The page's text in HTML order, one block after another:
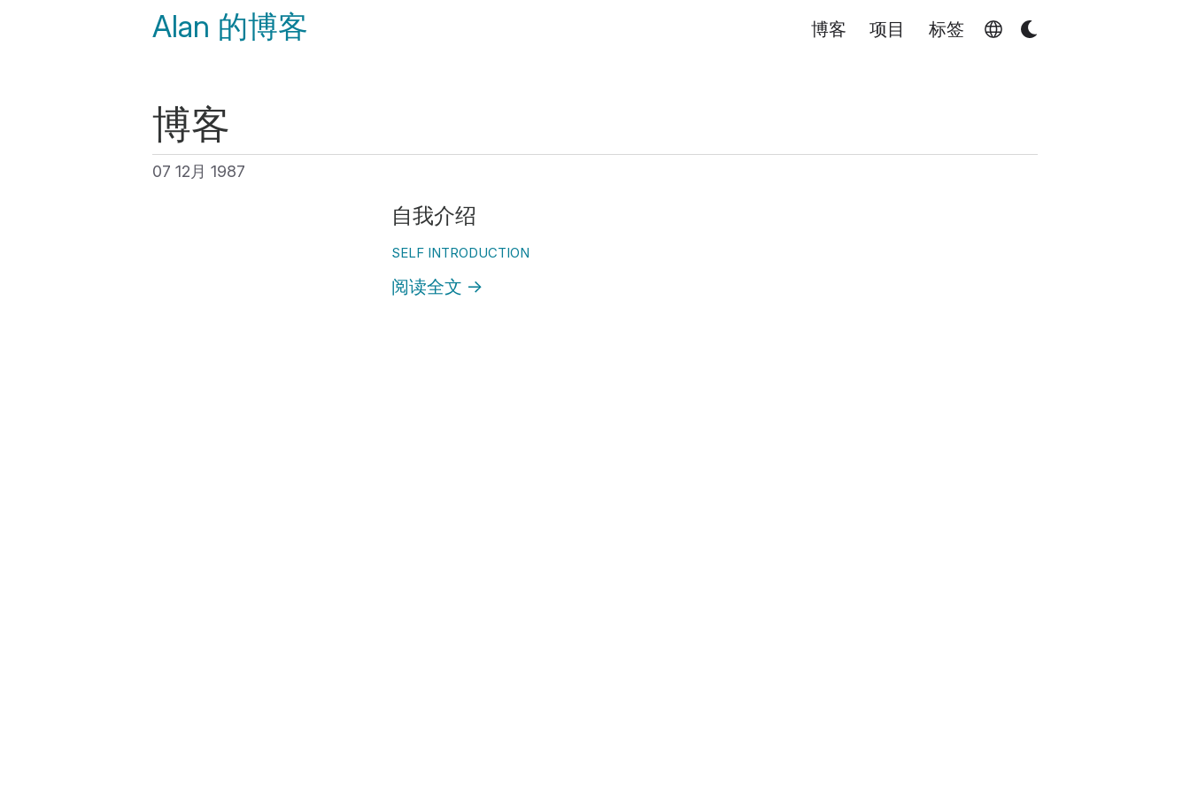
Alan 的博客 博客 项目 标签
博客
07 12月 1987
自我介绍
SELF INTRODUCTION
阅读全文 →